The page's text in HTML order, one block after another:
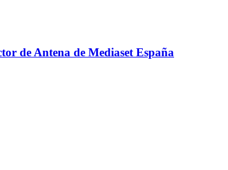
de Antena de Mediaset España